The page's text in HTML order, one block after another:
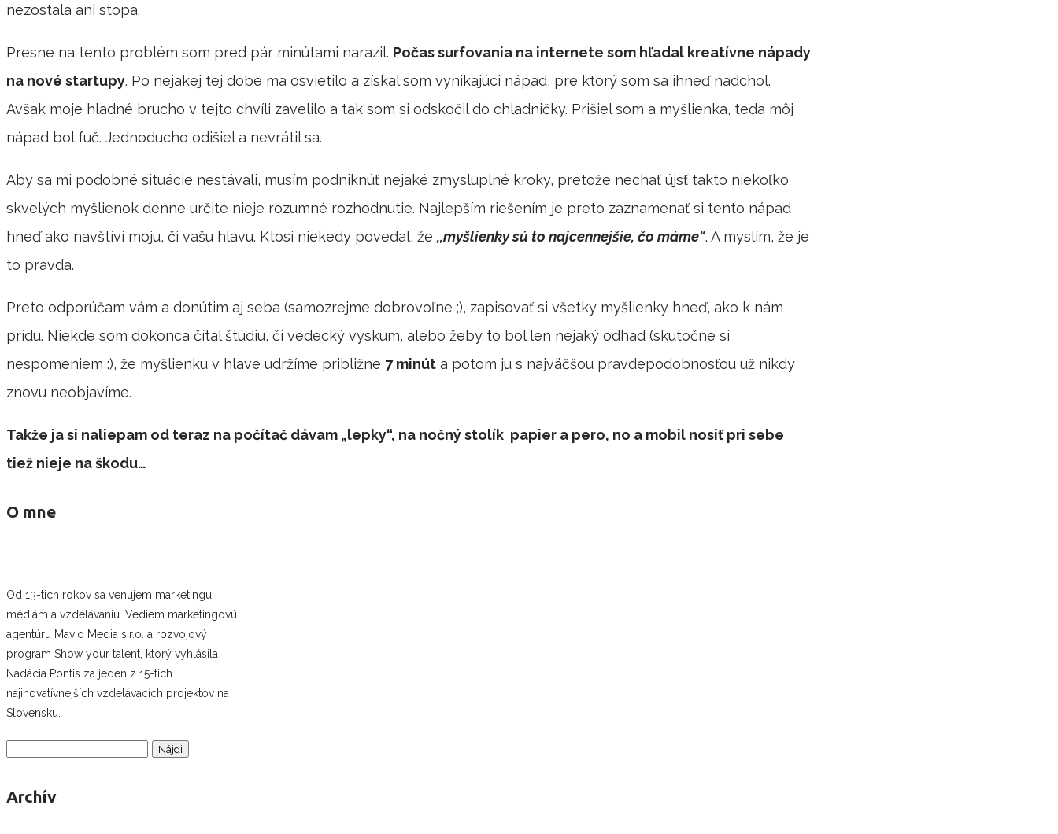
nezostala ani stopa.
Presne na tento problém som pred pár minútami narazil. Počas surfovania na internete som hľadal kreatívne nápady
na nové startupy. Po nejakej tej dobe ma osvietilo a získal som vynikajúci nápad, pre ktorý som sa ihneď nadchol.
Avšak moje hladné brucho v tejto chvíli zavelilo a tak som si odskočil do chladničky. Prišiel som a myšlienka, teda môj
nápad bol fuč. Jednoducho odišiel a nevrátil sa.
Aby sa mi podobné situácie nestávali, musím podniknúť nejaké zmysluplné kroky, pretože nechať újsť takto niekoľko
skvelých myšlienok denne určite nieje rozumné rozhodnutie. Najlepším riešením je preto zaznamenať si tento nápad
hneď ako navštívi moju, či vašu hlavu. Ktosi niekedy povedal, že ,,myšlienky sú to najcennejšie, čo máme“. A myslím, že je
to pravda.
Preto odporúčam vám a donútim aj seba (samozrejme dobrovoľne ;), zapisovať si všetky myšlienky hneď, ako k nám
prídu. Niekde som dokonca čítal štúdiu, či vedecký výskum, alebo žeby to bol len nejaký odhad (skutočne si
nespomeniem :), že myšlienku v hlave udržíme približne 7 minút a potom ju s najväčšou pravdepodobnosťou už nikdy
znovu neobjavíme.
Takže ja si naliepam od teraz na počítač dávam „lepky“, na nočný stolík papier a pero, no a mobil nosiť pri sebe
tiež nieje na škodu…
O mne
Od 13-tich rokov sa venujem marketingu,
médiám a vzdelávaniu. Vediem marketingovú
agentúru Mavio Media s.r.o. a rozvojový
program Show your talent, ktorý vyhlásila
Nadácia Pontis za jeden z 15-tich
najinovatívnejších vzdelávacích projektov na
Slovensku.
Hľadať:
Archív